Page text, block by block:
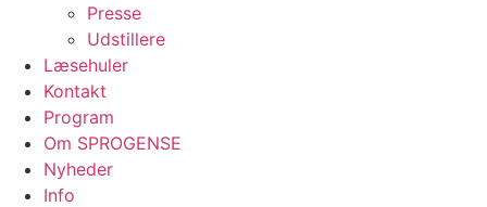
Presse
Udstillere
Læsehuler
Kontakt
Program
Om SPROGENSE
Nyheder
Info